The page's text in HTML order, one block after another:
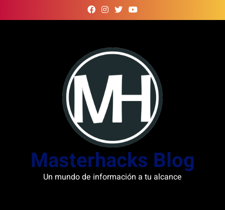
to
Masterhacks Blog
Un mundo de información a tu alcance